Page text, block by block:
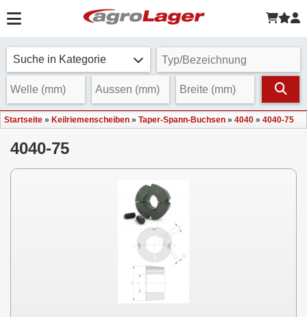
Suche in Kategorie
Startseite » Keilriemenscheiben » Taper-Spann-Buchsen » 4040 » 4040-75
4040-75